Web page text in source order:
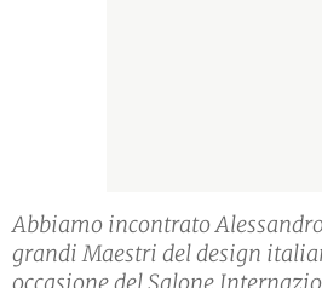
Abbiamo incontrato
grandi Maestri del design